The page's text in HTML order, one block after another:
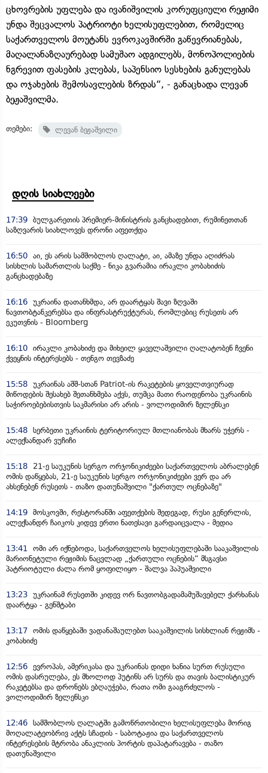
ცხოვრების უფლება და ივანიშვილის კორუფციული რეჟიმი
უნდა შეცვალოს პატრიოტი ხელისუფლებით, რომელიც
საქართველოს მოუტანს ევროკავშირში გაწევრიანებას,
მაღალანაზღაურებად სამუშაო ადგილებს, მონოპოლიების
ნგრევით ფასების კლებას, საპენსიო სესხების განულებას
და ოჯახების შემოსავლების ზრდას“, - განაცხადა ლევან
ბეჟაშვილმა.
თემები: ლევან ბეჟაშვილი
დღის სიახლეები
17:39 ბულგარეთის პრემიერ-მინისტრის განცხადებით, რუმინეთთან
საზღვარის სიახლოვეს დრონი აფეთქდა
16:50 აი, ეს არის სამშობლოს ღალატი, აი, ამაზე უნდა აღიძრას
სისხლის სამართლის საქმე - ნიკა გვარამია ირაკლი კობახიძის
განცხადებაზე
16:16 უკრაინა დათანხმდა, არ დაარტყას შავი ზღვაში
ნავთობტანკერებსა და ინფრასტრუქტურას, რომლებიც რუსეთს არ
ეკუთვნის - Bloomberg
16:10 ირაკლი კობახიძე და მიხეილ ყაველაშვილი ღალატობენ ჩვენი
ქვეყნის ინტერესებს - თენგო თევზაძე
15:58 უკრაინას აშშ-სთან Patriot-ის რაკეტების ყოველთვიურად
მიწოდების შესახებ შეთანხმება აქვს, თუმცა მათი რაოდენობა უკრაინის
საჭიროებებისთვის საკმარისი არ არის - ვოლოდიმირ ზელენსკი
15:48 სერბეთი უკრაინის ტერიტორიულ მთლიანობას მხარს უჭერს -
ალექსანდარ ვუჩიჩი
15:18
21-ე საუკუნის სერგო ორჯონიკიძეები საქართველოს აბრალებენ
ომის დაწყებას, 21-ე საუკუნის სერგო ორჯონიკიძეები ვერ და არ
ახსენებენ რუსეთს - თაზო დათუნაშვილი "ქართულ ოცნებაზე"
14:19 მოსკოვში, რესტორანში აფეთქების შედეგად, რუსი გენერლის,
ალექსანდრ ჩაიკოს კიდევ ერთი ნათესავი გარდაიცვალა - მედია
13:41
ომი არ იქნებოდა, საქართველოს ხელისუფლებაში სააკაშვილის
მარიონეტული რეჟიმის ნაცვლად „ქართული ოცნების“ მსგავსი
პატრიოტული ძალა რომ ყოფილიყო - შალვა პაპუაშვილი
13:23 უკრაინამ რუსეთში კიდევ ორ ნავთობგადამამუშავებელ ქარხანას
დაარტყა - გენშტაბი
13:17 ომის დაწყებაში ვადანაშაულებთ სააკაშვილის სისხლიან რეჟიმს -
კობახიძე
12:56 ევროპას, ამერიკასა და უკრაინას დიდი ხანია სურთ რუსული
ომის დასრულება, ეს მხოლოდ პუტინს არ სურს და თავის ბალისტიკურ
რაკეტებსა და დრონებს ებღაუჭება, რათა ომი გააგრძელოს -
ვოლოდიმირ ზელენსკი
12:46 სამშობლოს ღალატში გამოწრთობილი ხელისუფლება მორიგ
მოღალატეობრივ აქტს სჩადის - საბოტაჟია და საქართველოს
ინტერესების მტრობა ანაკლიის პორტის დაპატარავება - თაზო
დათუნაშვილი